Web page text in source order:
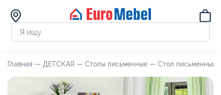
Главная — ДЕТСКАЯ — Столы письменные — Стол письменный